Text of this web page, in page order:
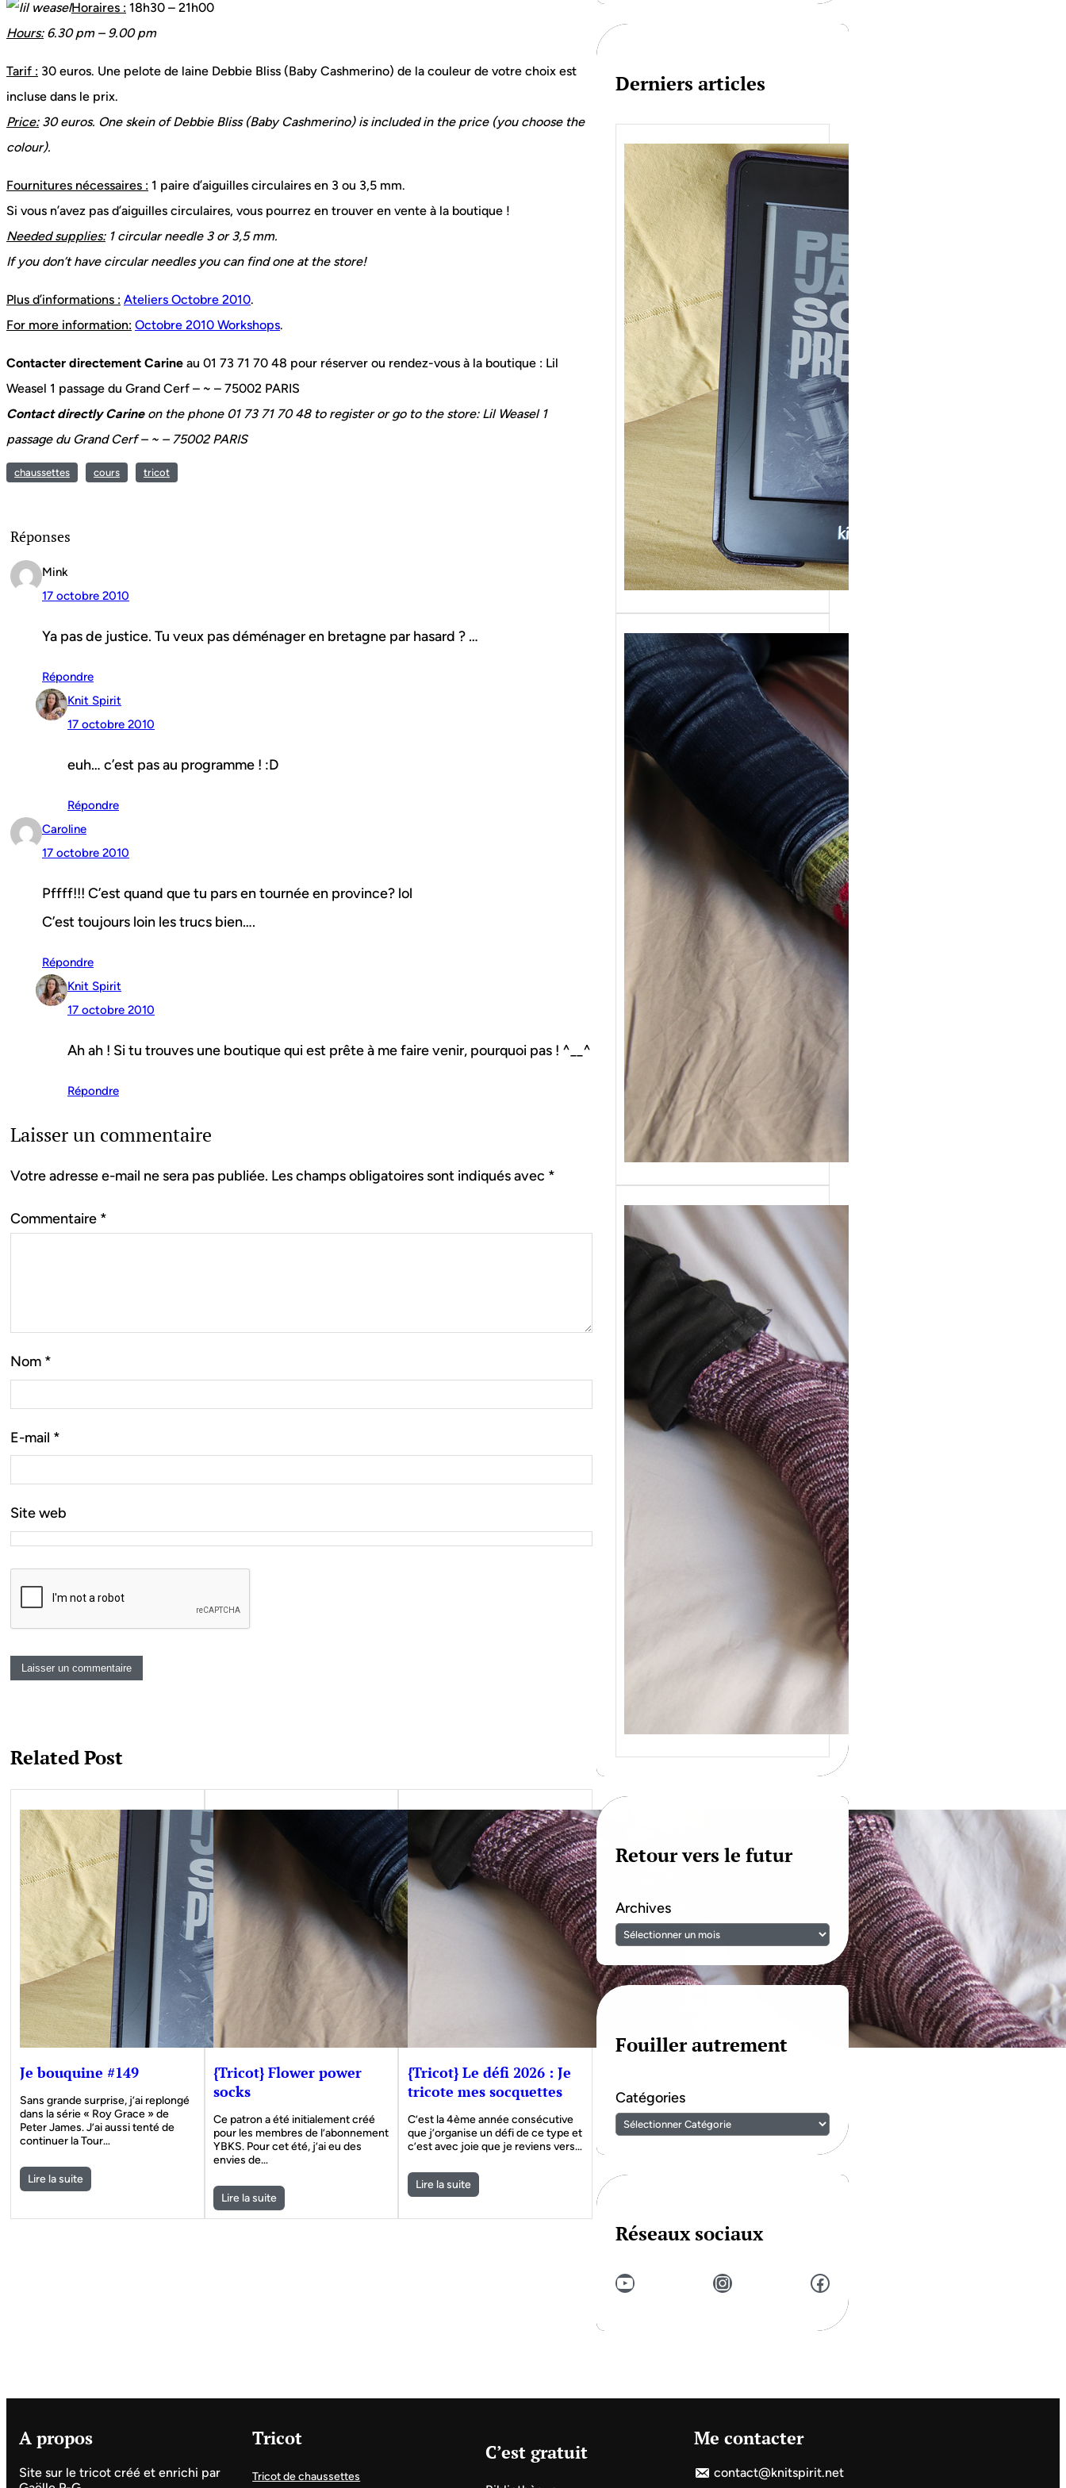
Horaires : 18h30 – 21h00
Hours:6.30 pm – 9.00 pm
Tarif : 30 euros. Une pelote de laine Debbie Bliss (Baby Cashmerino) de la couleur de votre choix est
incluse dans le prix.
Price:30 euros. One skein of Debbie Bliss (Baby Cashmerino) is included in the price (you choose the
colour).
Fournitures nécessaires : 1 paire d’aiguilles circulaires en 3 ou 3,5 mm.
Si vous n’avez pas d’aiguilles circulaires, vous pourrez en trouver en vente à la boutique !
Needed supplies:1 circular needle 3 or 3,5 mm.
If you don’t have circular needles you can find one at the store!
Plus d’informations : Ateliers Octobre 2010.
For more information: Octobre 2010 Workshops.
Contacter directement Carine au 01 73 71 70 48 pour réserver ou rendez-vous à la boutique : Lil
Weasel 1 passage du Grand Cerf – ~ – 75002 PARIS
Contact directly Carineon the phone 01 73 71 70 48 to register or go to the store: Lil Weasel 1
passage du Grand Cerf – ~ – 75002 PARIS
chaussettes cours tricot
Réponses
Mink
17 octobre 2010
Ya pas de justice. Tu veux pas déménager en bretagne par hasard ? …
Répondre
Knit Spirit
17 octobre 2010
euh… c’est pas au programme ! :D
Répondre
Caroline
17 octobre 2010
Pffff!!! C’est quand que tu pars en tournée en province? lol
C’est toujours loin les trucs bien….
Répondre
Knit Spirit
17 octobre 2010
Ah ah ! Si tu trouves une boutique qui est prête à me faire venir, pourquoi pas ! ^__^
Répondre
Laisser un commentaire
Votre adresse e-mail ne sera pas publiée. Les champs obligatoires sont indiqués avec *
Commentaire *
Nom *
E-mail *
Site web
Related Post
Je bouquine #149
Sans grande surprise, j’ai replongé
dans la série « Roy Grace » de
Peter James. J’ai aussi tenté de
continuer la Tour…
Lire la suite
{Tricot} Flower power
socks
Ce patron a été initialement créé
pour les membres de l’abonnement
YBKS. Pour cet été, j’ai eu des
envies de…
Lire la suite
{Tricot} Le défi 2026 : Je
tricote mes socquettes
C’est la 4ème année consécutive
que j’organise un défi de ce type et
c’est avec joie que je reviens vers…
Lire la suite
h
Derniers articles
Je bouquine #149
Sans grande surprise, j’ai
replongé dans la série
« Roy Grace »…
{Tricot} Flower
power socks
Ce patron a été
initialement créé pour les
membres de…
{Tricot} Le défi 2026 :
Je tricote mes
socquettes
C’est la 4ème année
consécutive que
j’organise un défi de…
Retour vers le futur
Archives
Fouiller autrement
Catégories
Réseaux sociaux
YouTube Instagram Facebook
A propos
Site sur le tricot créé et enrichi par
Tricot
Tricot de chaussettes
C’est gratuit
Me contacter
contact@knitspirit.net